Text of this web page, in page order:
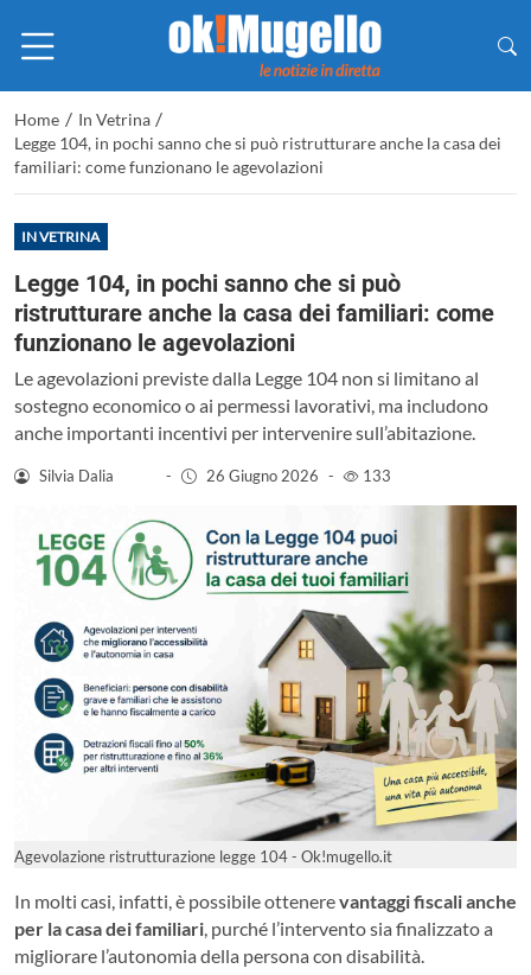
Home / In Vetrina /
Legge 104, in pochi sanno che si può ristrutturare anche la casa dei
familiari: come funzionano le agevolazioni
IN VETRINA
Legge 104, in pochi sanno che si può
ristrutturare anche la casa dei familiari: come
funzionano le agevolazioni
Le agevolazioni previste dalla Legge 104 non si limitano al
sostegno economico o ai permessi lavorativi, ma includono
anche importanti incentivi per intervenire sull’abitazione.
Silvia Dalia - 26 Giugno 2026 - 133
Agevolazione ristrutturazione legge 104 - Ok!mugello.it
In molti casi, infatti, è possibile ottenerevantaggi fiscali anche
per la casa dei familiari , purché l’intervento sia finalizzato a
migliorare l’autonomia della persona con disabilità.